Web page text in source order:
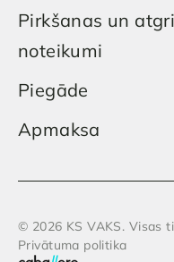
Pirkšanas un
noteikumi
Piegāde
Apmaksa
© 2026 KS VAKS. Visas
Privātuma politika